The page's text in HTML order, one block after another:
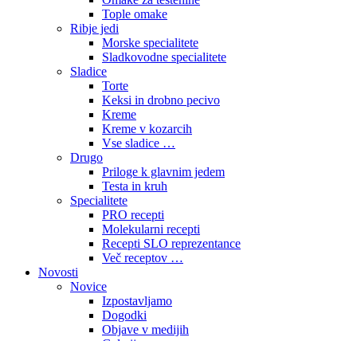
Tople omake
Ribje jedi
Morske specialitete
Sladkovodne specialitete
Sladice
Torte
Keksi in drobno pecivo
Kreme
Kreme v kozarcih
Vse sladice …
Drugo
Priloge k glavnim jedem
Testa in kruh
Specialitete
PRO recepti
Molekularni recepti
Recepti SLO reprezentance
Več receptov …
Novosti
Novice
Izpostavljamo
Dogodki
Objave v medijih